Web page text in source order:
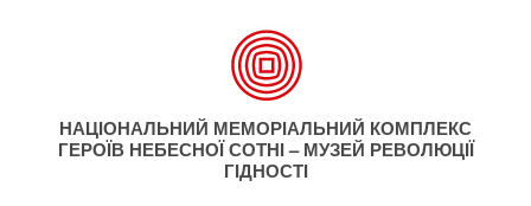
НАЦІОНАЛЬНИЙ МЕМОРІАЛЬНИЙ КОМПЛЕКС
ГЕРОЇВ НЕБЕСНОЇ СОТНІ – МУЗЕЙ РЕВОЛЮЦІЇ
ГІДНОСТІ